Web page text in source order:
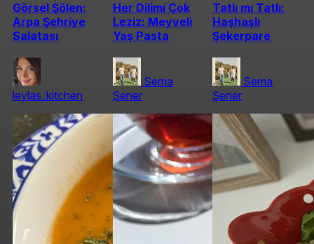
Görsel Şölen:
Arpa Şehriye
Salatası
leylas_kitchen
Her Dilimi Çok
Leziz: Meyveli
Yaş Pasta
Sema
Şener
Tatlı mı Tatlı:
Haşhaşlı
Şekerpare
Sema
Şener